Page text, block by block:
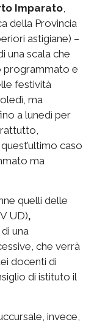
Imparato,
della Provincia
astigiane) –
una scala che
programmato e
festività
ma
a lunedì per
caso
ma
quelli delle
UD),
una
che verrà
docenti di
di istituto il
invece,